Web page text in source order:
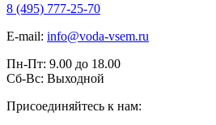
8 (495) 777-25-70
E-mail: info@voda-vsem.ru
Пн-Пт: 9.00 до 18.00
Сб-Вс: Выходной
Присоединяйтесь к нам: